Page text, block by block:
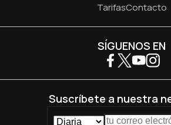
TarifasContacto
SÍGUENOS EN
Suscríbete a nuestra